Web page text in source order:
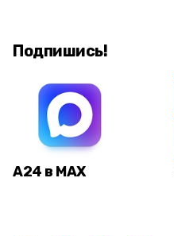
Подпишись!
А24 в MAX